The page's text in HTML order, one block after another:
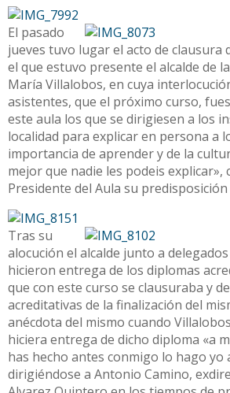
El pasado
jueves tuvo lugar el acto de clausura
el que estuvo presente el alcalde de
María Villalobos, en cuya
asistentes, que el próximo curso,
este aula los que se dirigiesen a los
localidad para explicar en persona a
importancia de aprender y de la
mejor que nadie les podeis explicar»,
Presidente del Aula su predisposición
Tras su
alocución el alcalde junto a
hicieron entrega de los diplomas
que con este curso se clausuraba y
acreditativas de la finalización del
anécdota del mismo cuando
hiciera entrega de dicho diploma «a
has hecho antes conmigo lo hago yo
dirigiéndose a Antonio Camino,